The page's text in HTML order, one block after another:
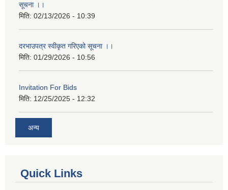
सूचना ।।
मिति: 02/13/2026 - 10:39
दरभाउपत्र स्वीकृत गरिएको सूचना ।।
मिति: 01/29/2026 - 10:56
Invitation For Bids
मिति: 12/25/2025 - 12:32
अन्य
Quick Links